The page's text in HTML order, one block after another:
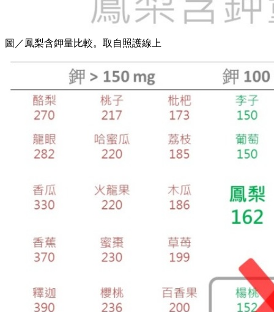
圖／鳳梨含鉀量比較。取自照護線上